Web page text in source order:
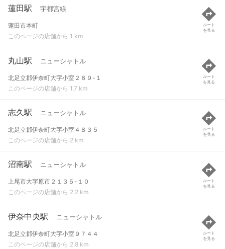
蓮田駅 宇都宮線
蓮田市本町
このページの店舗から 1 km
ルート
を見る
丸山駅 ニューシャトル
北足立郡伊奈町大字小室２８９-１
このページの店舗から 1.7 km
ルート
を見る
志久駅 ニューシャトル
北足立郡伊奈町大字小室４８３５
このページの店舗から 2 km
ルート
を見る
沼南駅 ニューシャトル
上尾市大字原市２１３５-１０
このページの店舗から 2.2 km
ルート
を見る
伊奈中央駅 ニューシャトル
北足立郡伊奈町大字小室９７４４
このページの店舗から 2.8 km
ルート
を見る